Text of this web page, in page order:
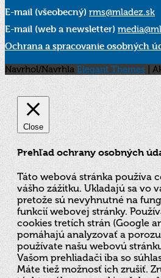
E-mail (všeobecný) rms@mladez.sk
E-mail (web a newsletter)
Ochrana a spracovanie osobných
Navrhol/Navrhla Elegant Themes |
Close
Prehľad ochrany osobných
Táto webová stránka používa
vášho zážitku. Ukladajú sa vo
pretože sú nevyhnutné na
funkcií webovej stránky.
cookies tretích strán (Google
pomáhajú analyzovať a
používate našu webovú
Vašom prehliadači iba so
Máte tiež možnosť ich zrušiť.